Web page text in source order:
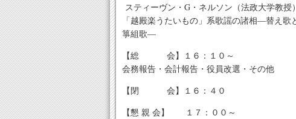
スティーヴン・G・ネルソン（法政大学教授）
「越殿楽うたいもの」系歌謡の諸相―替え歌
箏組歌―
【総 会】１６：１０～
会務報告・会計報告・役員改選・その他
【閉 会】１６：４０
【懇 親 会】 １７：００～